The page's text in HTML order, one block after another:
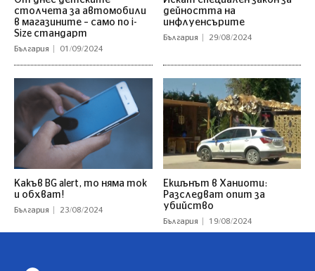
столчета за автомобили
в магазините – само по i-
Size стандарт
България 01/09/2024
дейността на
инфлуенсърите
България 29/08/2024
Какъв BG alert, то няма ток
и обхват!
България 23/08/2024
Екшънът в Ханиоти:
Разследват опит за
убийство
България 19/08/2024